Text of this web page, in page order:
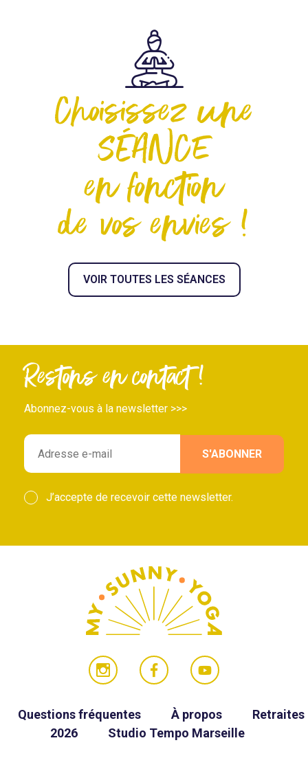
Choisissez une
SÉANCE
en fonction
de vos envies !
VOIR TOUTES LES SÉANCES
Restons en contact !
Abonnez-vous à la newsletter >>>
J’accepte de recevoir cette newsletter.
Questions fréquentes À propos
Retraites
2026
Studio Tempo Marseille